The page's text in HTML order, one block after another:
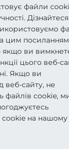
файли
Дізнайтеся
цим
якщо ви
цього веб-
Якщо ви
веб-сайту, не
файлів cookie,
cookie на